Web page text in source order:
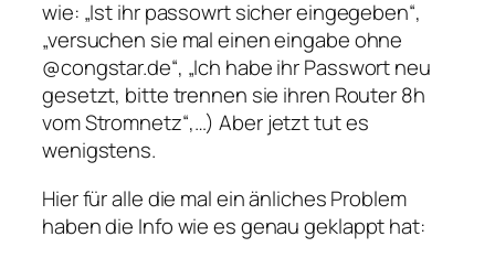
wie: „Ist ihr passowrt sicher eingegeben“,
„versuchen sie mal einen eingabe ohne
@congstar.de“, „Ich habe ihr Passwort neu
gesetzt, bitte trennen sie ihren Router 8h
vom Stromnetz“,…) Aber jetzt tut es
wenigstens.
Hier für alle die mal ein änliches Problem
haben die Info wie es genau geklappt hat: